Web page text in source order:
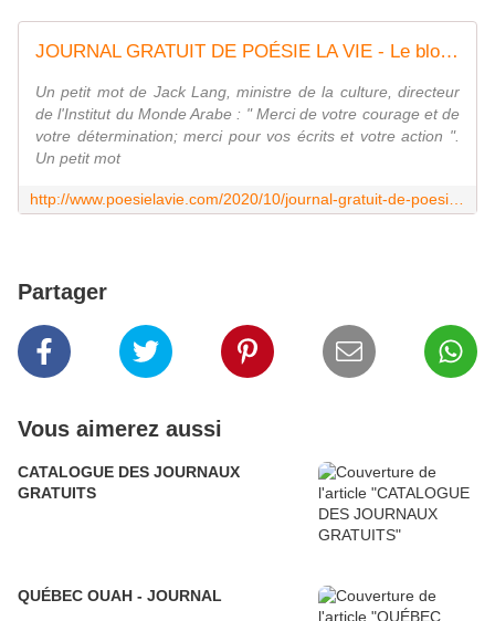
JOURNAL GRATUIT DE POÉSIE LA VIE - Le blog de Pierre Montmory
Un petit mot de Jack Lang, ministre de la culture, directeur
de l'Institut du Monde Arabe : " Merci de votre courage et de
votre détermination; merci pour vos écrits et votre action ".
Un petit mot
Partager
Vous aimerez aussi
CATALOGUE DES JOURNAUX
GRATUITS
QUÉBEC OUAH - JOURNAL